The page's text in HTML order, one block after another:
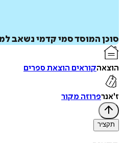
סוכן המוסד סמי קדמי נשאב
הוצאהקוראים הוצאת ספרים
ז'אנרפרוזה מקור
תקציר